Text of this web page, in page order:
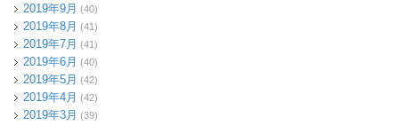
2019年9月 (40)
2019年8月 (41)
2019年7月 (41)
2019年6月 (40)
2019年5月 (42)
2019年4月 (42)
2019年3月 (39)